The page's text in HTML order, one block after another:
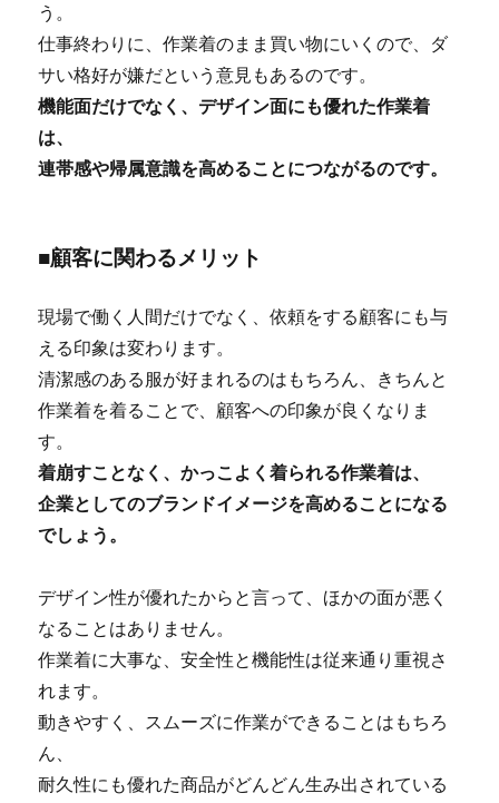
う。
仕事終わりに、作業着のまま買い物にいくので、ダ
サい格好が嫌だという意見もあるのです。
機能面だけでなく、デザイン面にも優れた作業着
は、
連帯感や帰属意識を高めることにつながるのです。
■顧客に関わるメリット
現場で働く人間だけでなく、依頼をする顧客にも与
える印象は変わります。
清潔感のある服が好まれるのはもちろん、きちんと
作業着を着ることで、顧客への印象が良くなりま
す。
着崩すことなく、かっこよく着られる作業着は、
企業としてのブランドイメージを高めることになる
でしょう。
デザイン性が優れたからと言って、ほかの面が悪く
なることはありません。
作業着に大事な、安全性と機能性は従来通り重視さ
れます。
動きやすく、スムーズに作業ができることはもちろ
ん、
耐久性にも優れた商品がどんどん生み出されている